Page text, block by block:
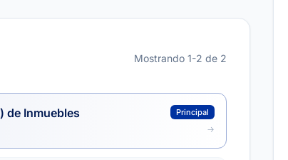
Mostrando 1-2 de 2
de Inmuebles Principal